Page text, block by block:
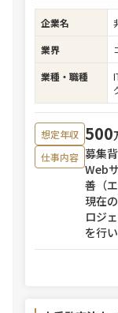
企業名
業界
業種・職種
想定年収 500
仕事内容 募集
Web
善（
現在
ロジ
を行い